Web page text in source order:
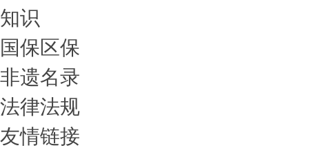
知识
国保区保
非遗名录
法律法规
友情链接